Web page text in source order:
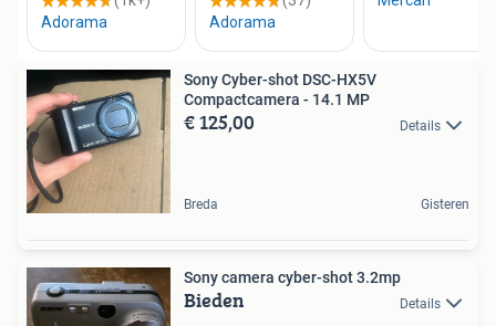
Sony Cyber-shot DSC-HX5V
Compactcamera - 14.1 MP
€ 125,00 Details
Breda Gisteren
Sony camera cyber-shot 3.2mp
Bieden Details